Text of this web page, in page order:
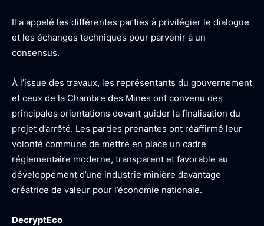
Il a appelé les différentes parties à privilégier le dialogue
et les échanges techniques pour parvenir à un
consensus.
À l’issue des travaux, les représentants du gouvernement
et ceux de la Chambre des Mines ont convenu des
principales orientations devant guider la finalisation du
projet d’arrêté. Les parties prenantes ont réaffirmé leur
volonté commune de mettre en place un cadre
réglementaire moderne, transparent et favorable au
développement d’une industrie minière davantage
créatrice de valeur pour l’économie nationale.
DecryptEco